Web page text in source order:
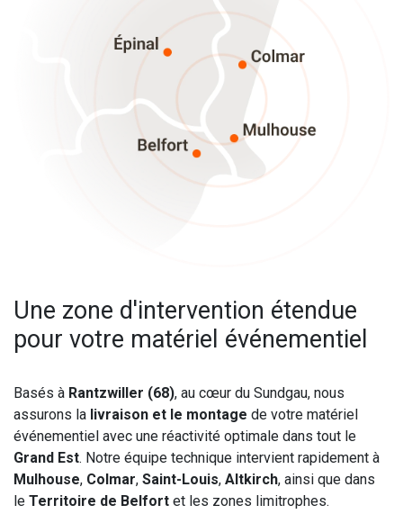
Une zone d'intervention étendue
pour votre matériel événementiel
Basés à Rantzwiller (68), au cœur du Sundgau, nous
assurons la livraison et le montage de votre matériel
événementiel avec une réactivité optimale dans tout le
Grand Est. Notre équipe technique intervient rapidement à
Mulhouse, Colmar, Saint-Louis, Altkirch, ainsi que dans
le Territoire de Belfort et les zones limitrophes.